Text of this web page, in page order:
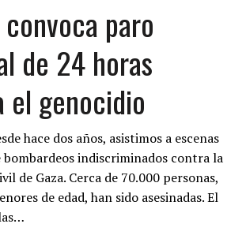
convoca paro
de 24 horas
el genocidio
hace dos años, asistimos a escenas
indiscriminados contra la
de Gaza. Cerca de 70.000 personas,
de edad, han sido asesinadas. El